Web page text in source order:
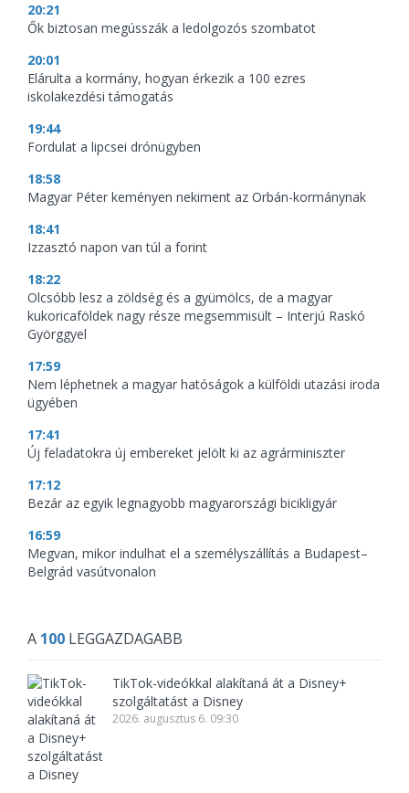
20:21
Ők biztosan megússzák a ledolgozós szombatot
20:01
Elárulta a kormány, hogyan érkezik a 100 ezres
iskolakezdési támogatás
19:44
Fordulat a lipcsei drónügyben
18:58
Magyar Péter keményen nekiment az Orbán-kormánynak
18:41
Izzasztó napon van túl a forint
18:22
Olcsóbb lesz a zöldség és a gyümölcs, de a magyar
kukoricaföldek nagy része megsemmisült – Interjú Raskó
Györggyel
17:59
Nem léphetnek a magyar hatóságok a külföldi utazási iroda
ügyében
17:41
Új feladatokra új embereket jelölt ki az agrárminiszter
17:12
Bezár az egyik legnagyobb magyarországi bicikligyár
16:59
Megvan, mikor indulhat el a személyszállítás a Budapest–
Belgrád vasútvonalon
A 100 LEGGAZDAGABB
TikTok-videókkal alakítaná át a Disney+
szolgáltatást a Disney
2026. augusztus 6. 09:30